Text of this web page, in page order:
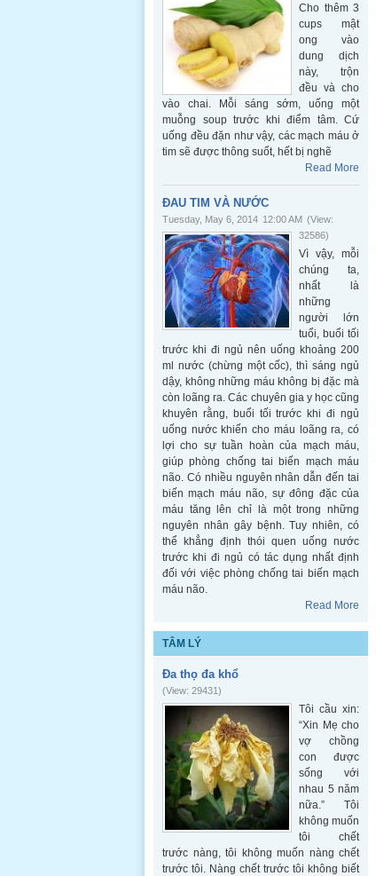
Cho thêm 3
cups mật
ong vào
dung dịch
này, trộn
đều và cho
vào chai. Mỗi sáng sớm, uống một
muỗng soup trước khi điểm tâm. Cứ
uống đều đặn như vậy, các mạch máu ở
tim sẽ được thông suốt, hết bị nghẽ
Read More
ĐAU TIM VÀ NƯỚC
Tuesday, May 6, 2014 12:00 AM (View:
32586)
Vì vậy, mỗi
chúng ta,
nhất là
những
người lớn
tuổi, buổi tối
trước khi đi ngủ nên uống khoảng 200
ml nước (chừng một cốc), thì sáng ngủ
dậy, không những máu không bị đặc mà
còn loãng ra. Các chuyên gia y học cũng
khuyên rằng, buổi tối trước khi đi ngủ
uống nước khiến cho máu loãng ra, có
lợi cho sự tuần hoàn của mạch máu,
giúp phòng chống tai biến mạch máu
não. Có nhiều nguyên nhân dẫn đến tai
biến mạch máu não, sự đông đặc của
máu tăng lên chỉ là một trong những
nguyên nhân gây bệnh. Tuy nhiên, có
thể khẳng định thói quen uống nước
trước khi đi ngủ có tác dụng nhất định
đối với việc phòng chống tai biến mạch
máu não.
Read More
TÂM LÝ
Đa thọ đa khổ
(View: 29431)
Tôi cầu xin:
“Xin Mẹ cho
vợ chồng
con được
sống với
nhau 5 năm
nữa.” Tôi
không muốn
tôi chết
trước nàng, tôi không muốn nàng chết
trước tôi. Nàng chết trước tôi không biết